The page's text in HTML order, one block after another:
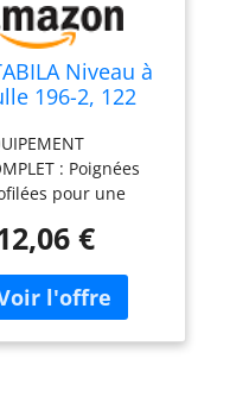
Niveau à
196-2, 122
1 fiole
& 2
2
amortis,
in Germany
: Poignées
pour une
du travail. 2
2 fioles
pour une
rapide &
€